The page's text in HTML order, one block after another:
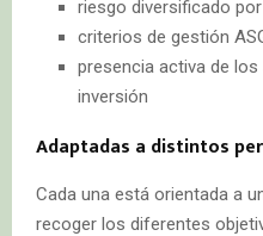
riesgo diversificado
criterios de gestión
presencia activa de
inversión
Adaptadas a distintos
Cada una está orientada a
recoger los diferentes